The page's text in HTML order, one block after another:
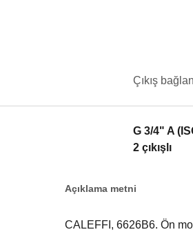
Çıkış
G 3/4" A
2 çıkışlı
Açıklama metni
CALEFFI, 6626B6. Ön